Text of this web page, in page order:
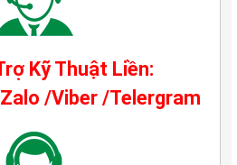
Kỹ Thuật Liền:
/Viber /Telergram